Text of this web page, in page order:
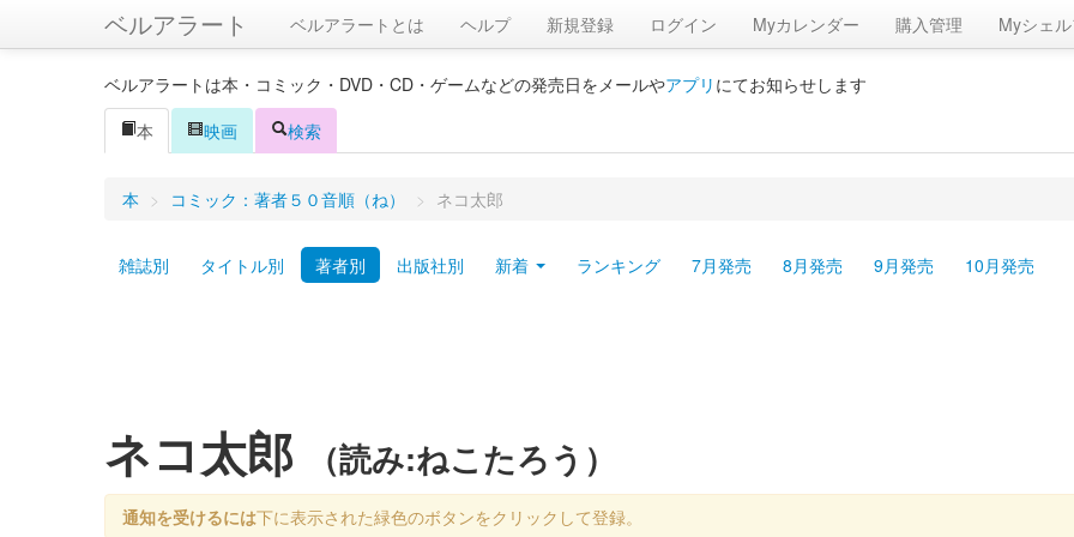
ベルアラート ベルアラートとは ヘルプ 新規登録 ログイン Myカレンダー 購入管理 Myシェル
ベルアラートは本・コミック・DVD・CD・ゲームなどの発売日をメールやアプリ にてお知らせします
本
映画 検索
本 > コミック：著者５０音順（ね） > ネコ太郎
雑誌別 タイトル別 著者別 出版社別 新着 ランキング 7月発売 8月発売 9月発売 10月発売
ネコ太郎 （読み:ねこたろう）
通知を受けるには下に表示された緑色のボタンをクリックして登録。